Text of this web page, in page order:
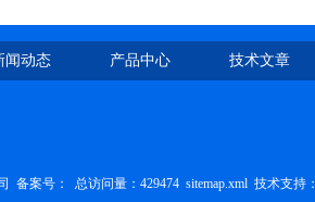
闻动态 产品中心 技术文章
备案号： 总访问量：429474 sitemap.xml 技术支持：